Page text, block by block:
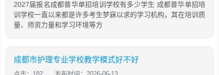
2027届报名成都普华单招培训学校有多少学生 成都普华单招培
训学校一直以来都是许多考生梦寐以求的学习机构，其在培训质
量、师资力量和学习环境等方
成都市护理专业学校教学模式好不好